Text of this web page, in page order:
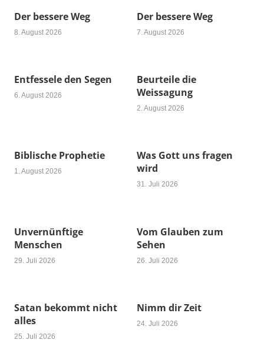
Der bessere Weg
8. August 2026
Der bessere Weg
7. August 2026
Entfessele den Segen
6. August 2026
Beurteile die
Weissagung
2. August 2026
Biblische Prophetie
1. August 2026
Was Gott uns fragen
wird
31. Juli 2026
Unvernünftige
Menschen
29. Juli 2026
Vom Glauben zum
Sehen
26. Juli 2026
Satan bekommt nicht
alles
25. Juli 2026
Nimm dir Zeit
24. Juli 2026